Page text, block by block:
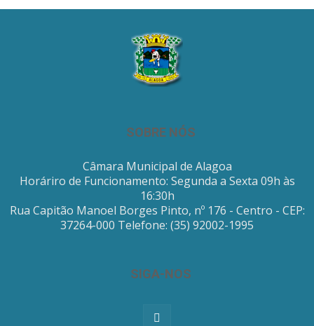
SOBRE NÓS
Câmara Municipal de Alagoa
Horáriro de Funcionamento: Segunda a Sexta 09h às
16:30h
Rua Capitão Manoel Borges Pinto, nº 176 - Centro - CEP:
37264-000 Telefone: (35) 92002-1995
SIGA-NOS